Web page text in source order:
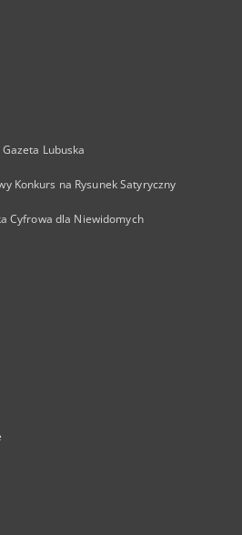
Lubuska
Konkurs na Rysunek Satyryczny
Cyfrowa dla Niewidomych